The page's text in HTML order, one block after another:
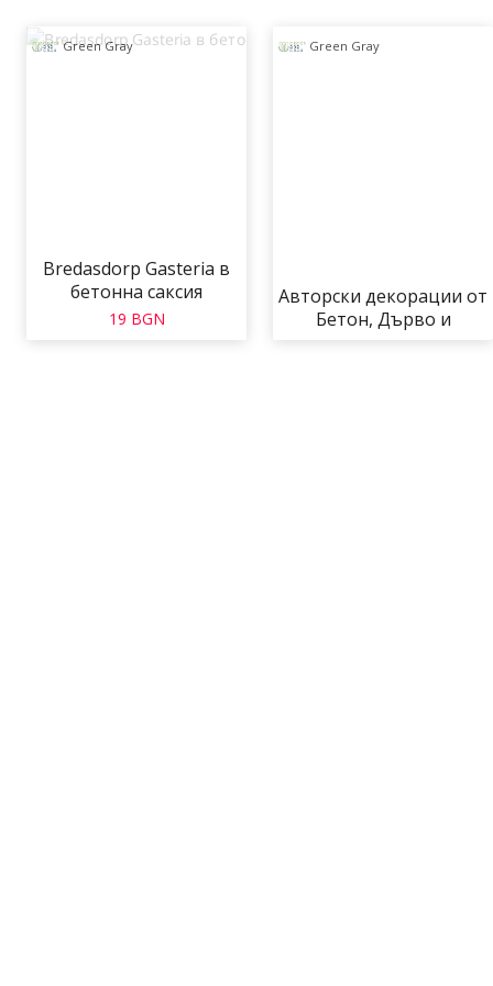
Green Gray
Bredasdorp Gasteria в
бетонна саксия
19 BGN
Green Gray
Авторски декорации от
Бетон, Дърво и